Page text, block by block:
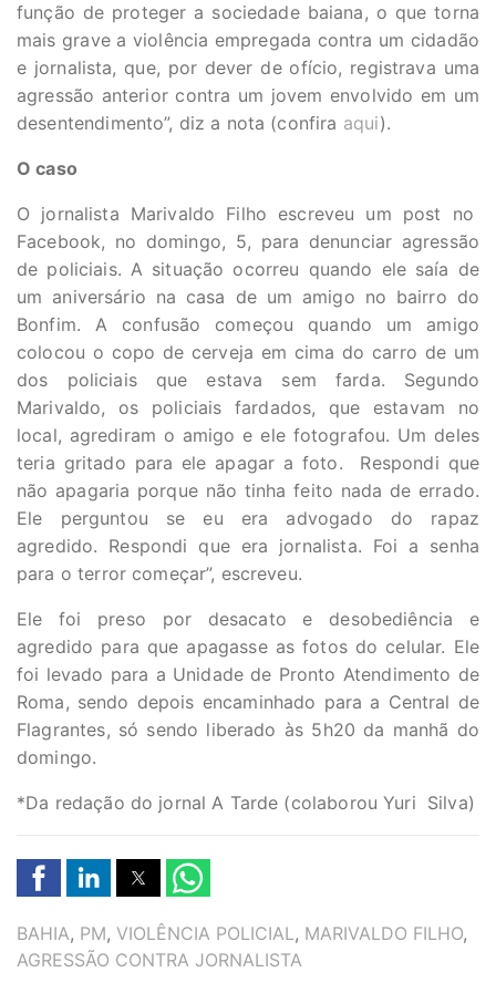
função de proteger a sociedade baiana, o que torna
mais grave a violência empregada contra um cidadão
e jornalista, que, por dever de ofício, registrava uma
agressão anterior contra um jovem envolvido em um
desentendimento”, diz a nota (confira aqui).
O caso
O jornalista Marivaldo Filho escreveu um post no
Facebook, no domingo, 5, para denunciar agressão
de policiais. A situação ocorreu quando ele saía de
um aniversário na casa de um amigo no bairro do
Bonfim. A confusão começou quando um amigo
colocou o copo de cerveja em cima do carro de um
dos policiais que estava sem farda. Segundo
Marivaldo, os policiais fardados, que estavam no
local, agrediram o amigo e ele fotografou. Um deles
teria gritado para ele apagar a foto. Respondi que
não apagaria porque não tinha feito nada de errado.
Ele perguntou se eu era advogado do rapaz
agredido. Respondi que era jornalista. Foi a senha
para o terror começar”, escreveu.
Ele foi preso por desacato e desobediência e
agredido para que apagasse as fotos do celular. Ele
foi levado para a Unidade de Pronto Atendimento de
Roma, sendo depois encaminhado para a Central de
Flagrantes, só sendo liberado às 5h20 da manhã do
domingo.
*Da redação do jornal A Tarde (colaborou Yuri Silva)
TAGS
BAHIA, PM, VIOLÊNCIA POLICIAL, MARIVALDO FILHO,
AGRESSÃO CONTRA JORNALISTA